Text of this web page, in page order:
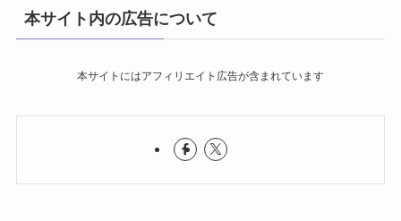
本サイト内の広告について
本サイトにはアフィリエイト広告が含まれています